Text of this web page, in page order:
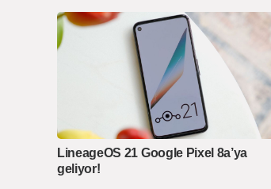
LineageOS 21 Google Pixel 8a’ya
geliyor!